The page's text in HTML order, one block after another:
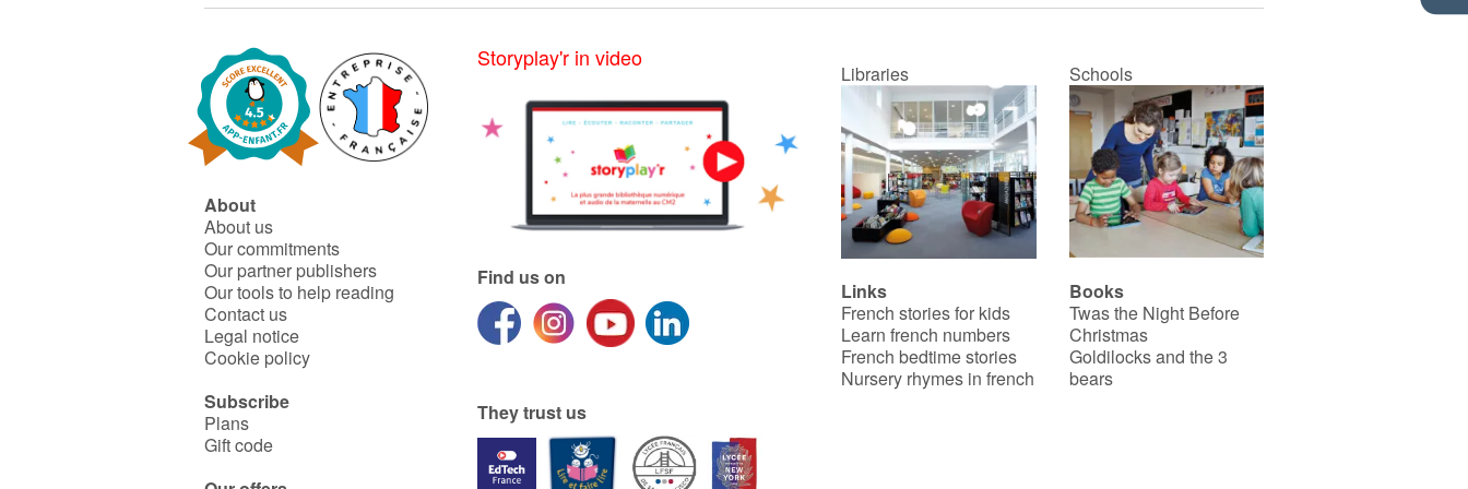
traverser la rivière pour
About
About us
Our commitments
Our partner publishers
Our tools to help reading
Contact us
Legal notice
Cookie policy
Subscribe
Plans
Gift code
Storyplay'r in video
Find us on
They trust us
Libraries Schools
Links
French stories for kids
Learn french numbers
French bedtime stories
Nursery rhymes in french
Books
Twas the Night Before
Christmas
Goldilocks and the 3
bears